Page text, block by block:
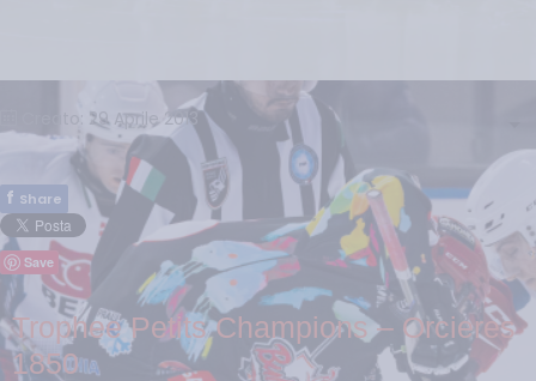
Creato: 29 Aprile 2013
f Share
Save
Trophee Petits Champions – Orcieres
1850